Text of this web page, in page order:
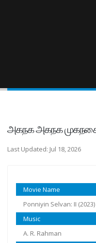
அகநக அகநக
Last Updated: Jul 18, 2026
Movie Name
Ponniyin Selvan: II
Music
A. R. Rahman